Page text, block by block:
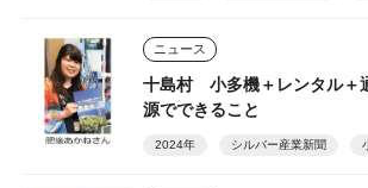
ニュース
十島村 小多機＋レンタル
源でできること
2024年 シルバー産業新聞